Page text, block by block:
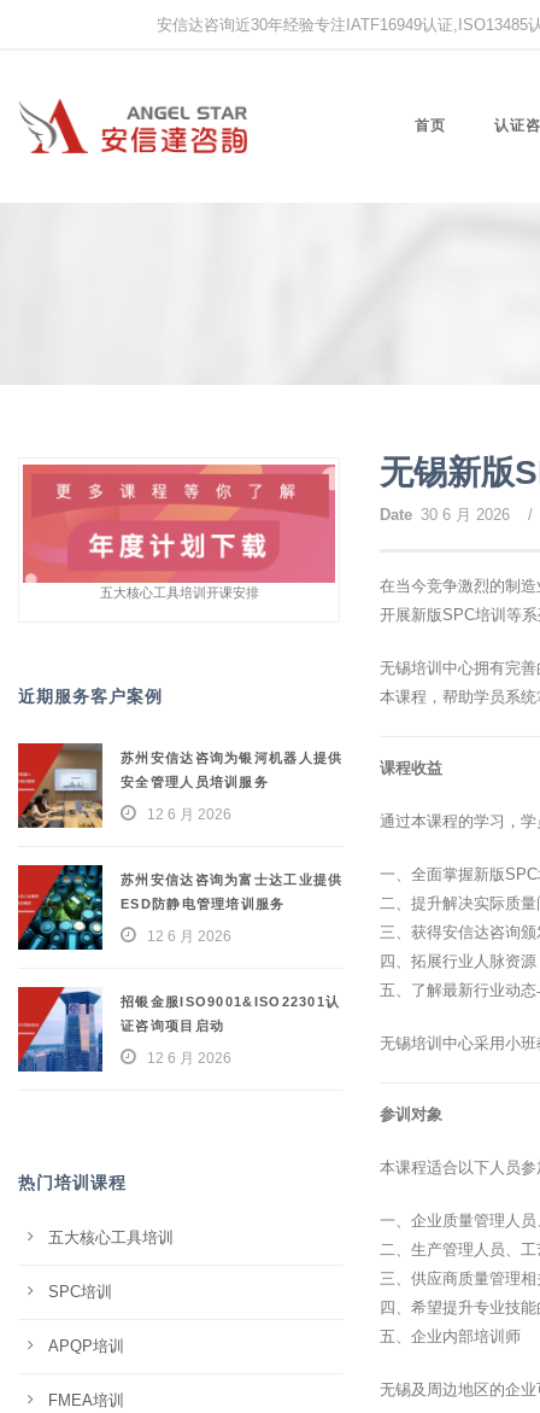
安信达咨询近30年经验专注IATF16949认证
首页 认证
无锡新版
Date 30 6 月 2026 /
在当今竞争激烈的制
开展新版SPC培训等
无锡培训中心拥有完
本课程，帮助学员系
课程收益
通过本课程的学习，
一、全面掌握新版
二、提升解决实际质
三、获得安信达咨询
四、拓展行业人脉资
五、了解最新行业动
无锡培训中心采用小
参训对象
本课程适合以下人员参
一、企业质量管理人
二、生产管理人员、
三、供应商质量管理
四、希望提升专业技
五、企业内部培训师
无锡及周边地区的企
五大核心工具培训开课安排
近期服务客户案例
苏州安信达咨询为银河机器人提供
安全管理人员培训服务
12 6 月 2026
苏州安信达咨询为富士达工业提供
ESD防静电管理培训服务
12 6 月 2026
招银金服ISO9001&ISO22301认
证咨询项目启动
12 6 月 2026
热门培训课程
五大核心工具培训
SPC培训
APQP培训
FMEA培训